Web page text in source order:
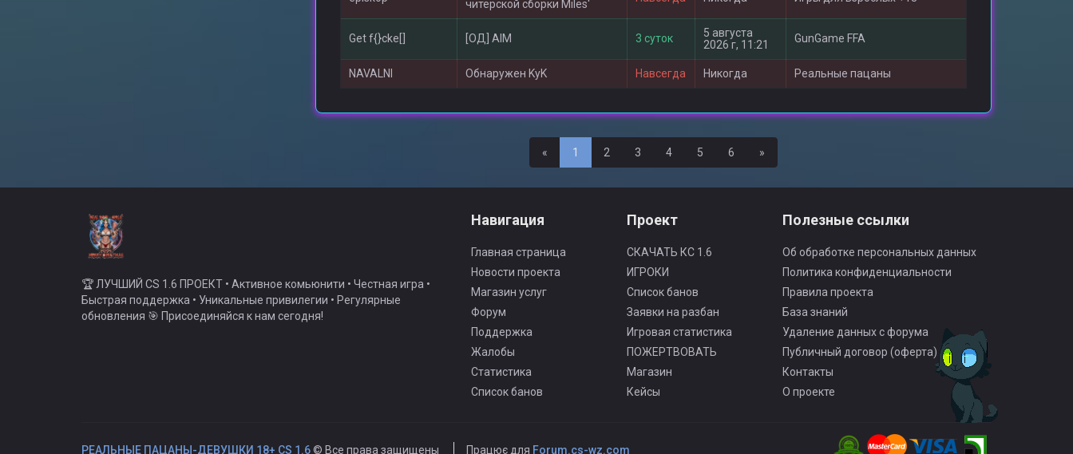
читерской сборки Miles'
Get f{}cke[] [ОД] AIM 3 суток
5 августа
2026 г, 11:21
GunGame FFA
NAVALNI Обнаружен KyK Навсегда Никогда Реальные пацаны
«Назад
1 2 3 4 5 6 »Вперед
🏆 ЛУЧШИЙ CS 1.6 ПРОЕКТ • Активное комьюнити • Честная игра •
Быстрая поддержка • Уникальные привилегии • Регулярные
обновления 🎯 Присоединяйся к нам сегодня!
Навигация
Главная страница
Новости проекта
Магазин услуг
Форум
Поддержка
Жалобы
Статистика
Список банов
Проект
СКАЧАТЬ КС 1.6
ИГРОКИ
Список банов
Заявки на разбан
Игровая статистика
ПОЖЕРТВОВАТЬ
Магазин
Кейсы
Полезные ссылки
Об обработке персональных данных
Политика конфиденциальности
Правила проекта
База знаний
Удаление данных с форума
Публичный договор (оферта)
Контакты
О проекте
РЕАЛЬНЫЕ ПАЦАНЫ-ДЕВУШКИ 18+ CS 1.6© Все права защищены Працює для Forum.cs-wz.com